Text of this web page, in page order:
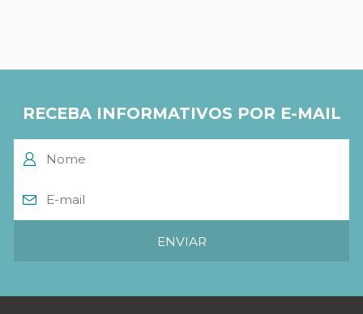
RECEBA INFORMATIVOS POR E-MAIL